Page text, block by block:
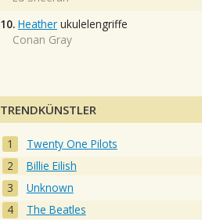
10. Heather ukulelengriffe
Conan Gray
TRENDKÜNSTLER
Twenty One Pilots
Billie Eilish
Unknown
The Beatles